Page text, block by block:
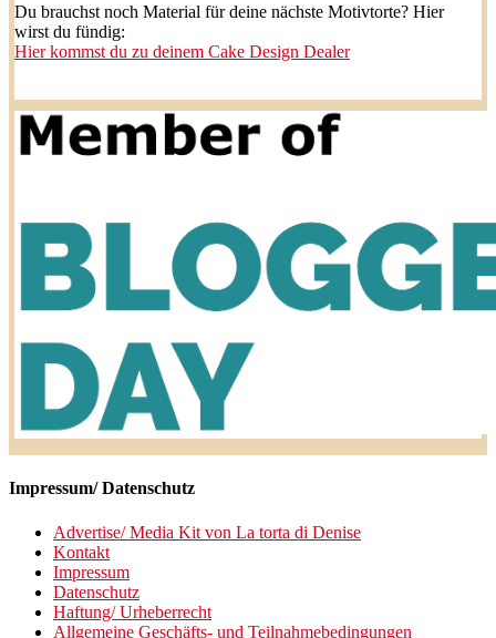
Du brauchst noch Material für deine nächste Motivtorte? Hier
wirst du fündig:
Hier kommst du zu deinem Cake Design Dealer
Impressum/ Datenschutz
Advertise/ Media Kit von La torta di Denise
Kontakt
Impressum
Datenschutz
Haftung/ Urheberrecht
Allgemeine Geschäfts- und Teilnahmebedingungen